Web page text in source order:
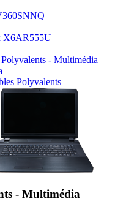
Polyvalents
- Multimédia